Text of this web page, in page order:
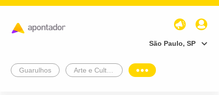
São Paulo, SP
Guarulhos